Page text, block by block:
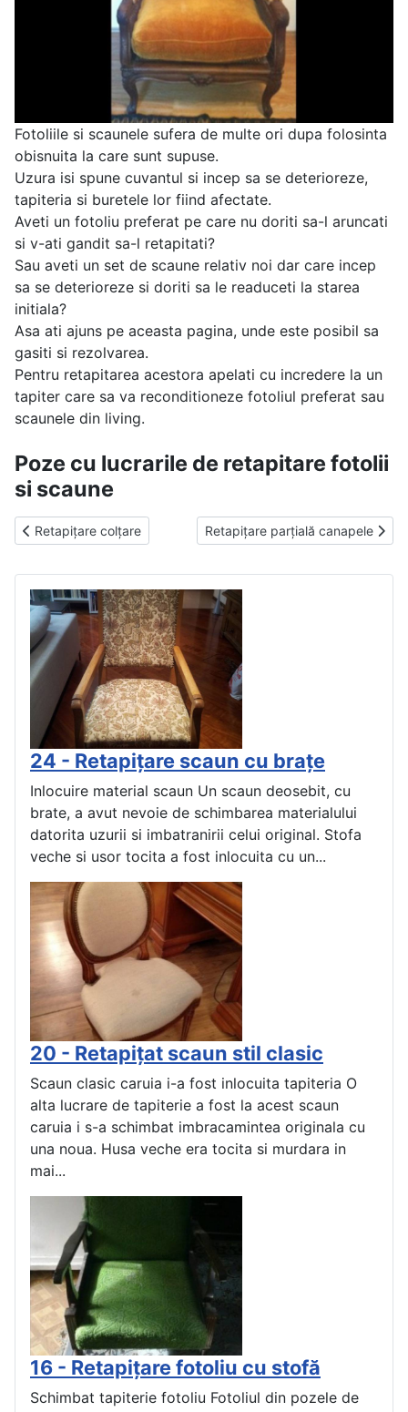
Fotoliile si scaunele sufera de multe ori dupa folosinta
obisnuita la care sunt supuse.
Uzura isi spune cuvantul si incep sa se deterioreze,
tapiteria si buretele lor fiind afectate.
Aveti un fotoliu preferat pe care nu doriti sa-l aruncati
si v-ati gandit sa-l retapitati?
Sau aveti un set de scaune relativ noi dar care incep
sa se deterioreze si doriti sa le readuceti la starea
initiala?
Asa ati ajuns pe aceasta pagina, unde este posibil sa
gasiti si rezolvarea.
Pentru retapitarea acestora apelati cu incredere la un
tapiter care sa va reconditioneze fotoliul preferat sau
scaunele din living.
Poze cu lucrarile de retapitare fotolii
si scaune
Previous article: Retapițare colțare
Retapițare colțare Next article: Retapițare parțială
Retapițare parțială canapele
24 - Retapițare scaun cu brațe
Inlocuire material scaun Un scaun deosebit, cu
brate, a avut nevoie de schimbarea materialului
datorita uzurii si imbatranirii celui original. Stofa
veche si usor tocita a fost inlocuita cu un...
20 - Retapițat scaun stil clasic
Scaun clasic caruia i-a fost inlocuita tapiteria O
alta lucrare de tapiterie a fost la acest scaun
caruia i s-a schimbat imbracamintea originala cu
una noua. Husa veche era tocita si murdara in
mai...
16 - Retapițare fotoliu cu stofă
Schimbat tapiterie fotoliu Fotoliul din pozele de